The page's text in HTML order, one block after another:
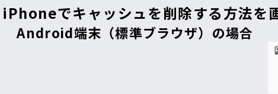
でキャッシュを削除する方法を
Android端末（標準ブラウザ）の場合